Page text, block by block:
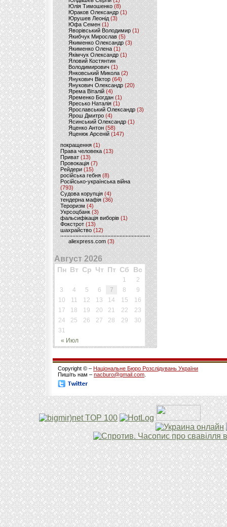
Юлія Тимошенко (8)
Юраков Олександр (1)
Юрушев Леонід (3)
Юфа Семен (1)
Яворівський Володимир (1)
Якибчук Мирослав (5)
Якименко Олександр (3)
Якименко Олена(1)
Якімчук Олександр (1)
Яловий Костянтин
Володимирович (1)
Янковський Микола(2)
Янукович Віктор (64)
Янукович Олександр(20)
Ярема Віталій(4)
Яременко Богдан(1)
Яресько Наталія(1)
Ярославський Олександр (3)
Ярош Дмитро (4)
Ясинський Олександр (1)
Яценко Антон(58)
Яценюк Арсеній (147)
покращення (1)
Права человека(13)
Приват (13)
Провокація (7)
Рейдери (15)
російська гебня (8)
Російсько-українська війна
(793)
Судова корупція (4)
тендерна мафія (36)
Тероризм (4)
Укрсоцбанк (3)
фальсифікація виборів (1)
Фокстрот(13)
шахрайство (12)
aliexpress.com (3)
Август 2026
Пн Вт Ср Чт Пт Сб Вс
« Июл
1
2
3
4 5 6 7 8
9
10
11 12 13 14 15
16
17
18 19 20 21 22
23
24
25 26 27 28 29
30
31
Copyright © – Національне Бюро Розслідувань України
Пишіть нам – nacburo@gmail.com